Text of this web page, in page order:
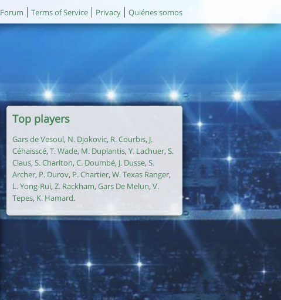
Forum Terms of Service Privacy Quiénes somos
Top players
Gars de Vesoul, N. Djokovic, R. Courbis, J.
Céhaisscé, T. Wade, M. Duplantis, Y. Lachuer, S.
Claus, S. Charlton, C. Doumbé, J. Dusse, S.
Archer, P. Durov, P. Chartier, W. Texas Ranger,
L. Yong-Rui, Z. Rackham, Gars De Melun, V.
Tepes, K. Hamard.